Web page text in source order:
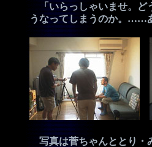
「いらっしゃいませ。ど
うなってしまうのか。……
写真は菅ちゃんととり・